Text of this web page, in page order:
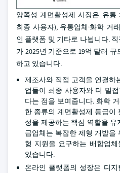
양쪽성 계면활성제 시장은 유
최종 사용자), 유통업체·화학 거
인 플랫폼 및 기타로 나뉩니다.
가 2025년 기준으로 19억 달러
하고 있습니다.
제조사와 직접 고객을 연결하
업들이 최종 사용자와 더 밀
다는 점을 보여줍니다. 화학
한 종류의 계면활성제 등급이
성을 제공하는 핵심 역할을
급업체는 복잡한 제형 개발을
형 지원을 요구하는 배합업
있습니다.
온라인 플랫폼의 성장은 디